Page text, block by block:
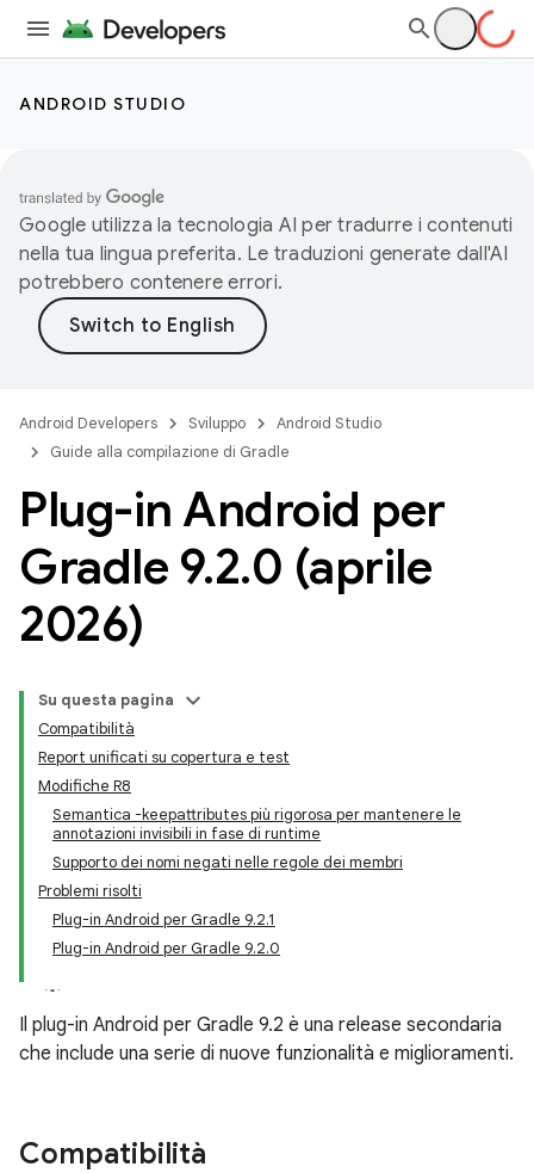
ANDROID STUDIO
Google utilizza la tecnologia AI per tradurre i contenuti
nella tua lingua preferita. Le traduzioni generate dall'AI
potrebbero contenere errori.
Android Developers Sviluppo
Android Studio
Guide alla compilazione di Gradle
Plug-in Android per
Gradle 9.2.0 (aprile
2026)
Su questa pagina
Compatibilità
Report unificati su copertura e test
Modifiche R8
Semantica -keepattributes più rigorosa per mantenere le
annotazioni invisibili in fase di runtime
Supporto dei nomi negati nelle regole dei membri
Problemi risolti
Plug-in Android per Gradle 9.2.1
Plug-in Android per Gradle 9.2.0
Il plug-in Android per Gradle 9.2 è una release secondaria
che include una serie di nuove funzionalità e miglioramenti.
Compatibilità